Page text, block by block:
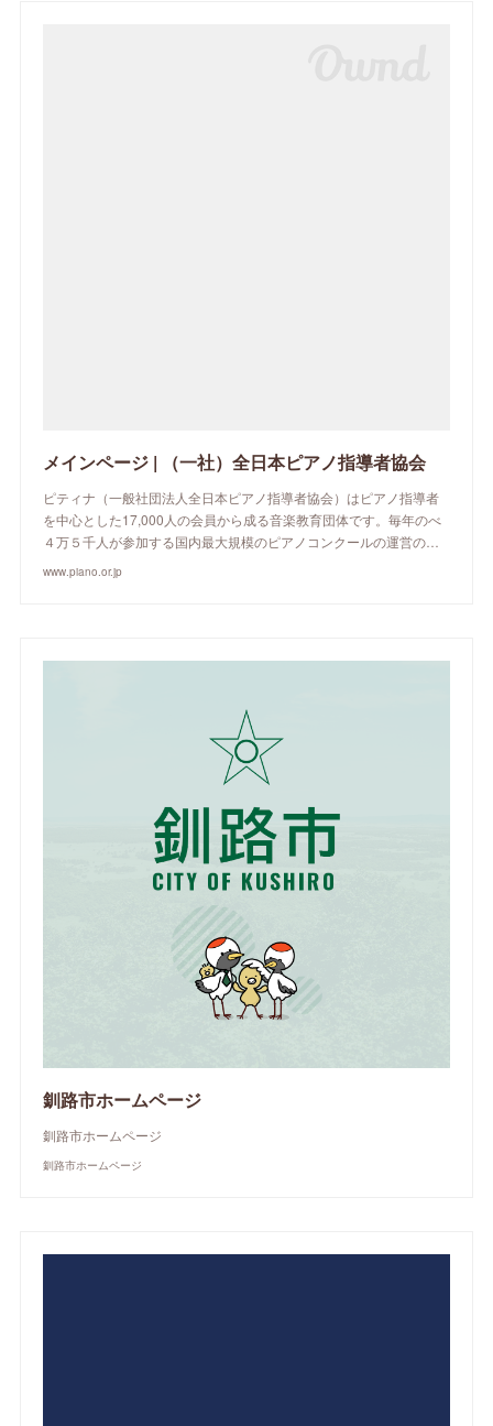
メインページ | （一社）全日本ピアノ指導者協会
ピティナ（一般社団法人全日本ピアノ指導者協会）はピアノ指導者
を中心とした17,000人の会員から成る音楽教育団体です。毎年のべ
４万５千人が参加する国内最大規模のピアノコンクールの運営の…
www.piano.or.jp
釧路市ホームページ
釧路市ホームページ
釧路市ホームページ